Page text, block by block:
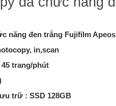
năng đen trắng Fujifilm
in,scan
trang/phút
trữ : SSD 128GB